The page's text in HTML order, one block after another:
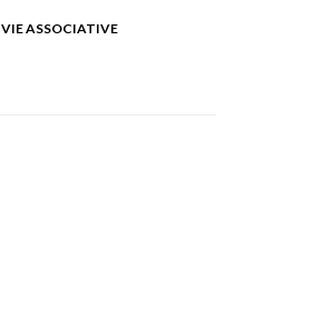
VIE ASSOCIATIVE